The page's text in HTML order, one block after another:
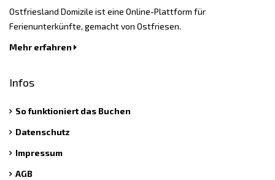
Ostfriesland Domizile ist eine Online-Plattform für
Ferienunterkünfte, gemacht von Ostfriesen.
Mehr erfahren
Infos
So funktioniert das Buchen
Datenschutz
Impressum
AGB